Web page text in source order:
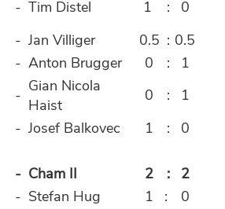
- Tim Distel 1 :
0
- Jan Villiger 0.5 : 0.5
- Anton Brugger 0 :
1
- Gian Nicola
Haist
0 :
1
- Josef Balkovec 1 : 0
- Cham II 2 :
2
- Stefan Hug 1 :
0